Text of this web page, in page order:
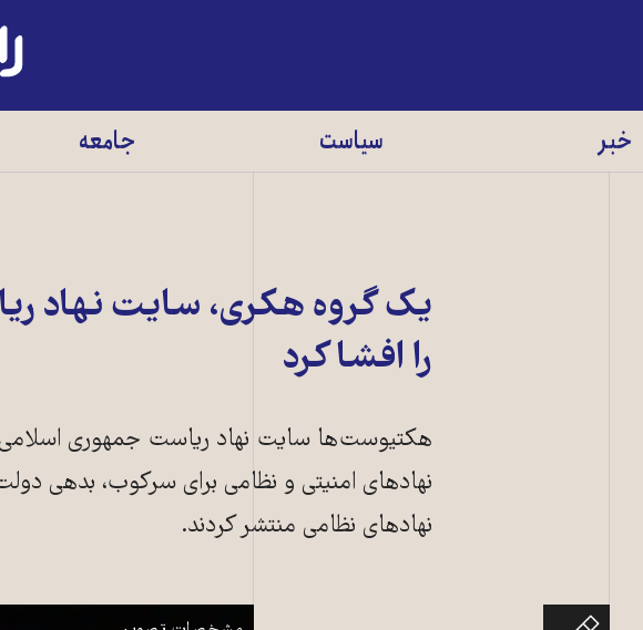
رادیو
زمانه
خبر سیاست جامعه
یک گروه هکری، سایت نهاد
را افشا کرد
هکتیوست‌ها سایت نهاد ریاست جمهوری اسلامی
نهادهای امنیتی و نظامی برای سرکوب، بدهی
نهادهای نظامی منتشر کردند.
نمایش